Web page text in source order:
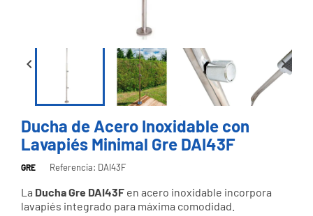
 
Ducha de Acero Inoxidable con
Lavapiés Minimal Gre DAI43F
GRE Referencia: DAI43F
La Ducha Gre DAI43F en acero inoxidable incorpora
lavapiés integrado para máxima comodidad.